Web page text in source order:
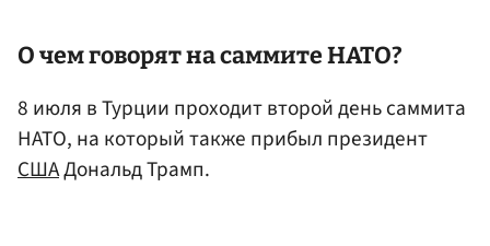
О чем говорят на саммите НАТО?
8 июля в Турции проходит второй день саммита
НАТО, на который также прибыл президент
СШАДональд Трамп.